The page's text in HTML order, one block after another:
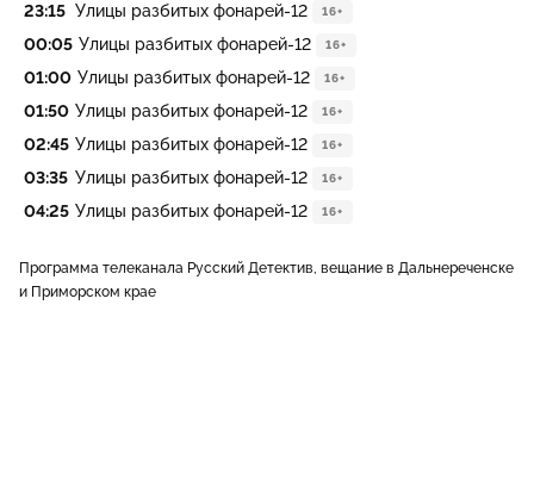
23:15 Улицы разбитых фонарей-12 16+
00:05 Улицы разбитых фонарей-12 16+
01:00 Улицы разбитых фонарей-12 16+
01:50 Улицы разбитых фонарей-12 16+
02:45 Улицы разбитых фонарей-12 16+
03:35 Улицы разбитых фонарей-12 16+
04:25 Улицы разбитых фонарей-12 16+
Программа телеканала Русский Детектив, вещание в Дальнереченске
и Приморском крае